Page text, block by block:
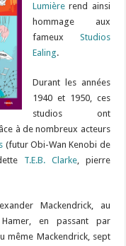
Lumière rend ainsi
hommage aux
fameux Studios
Ealing.
Durant les années
1940 et 1950, ces
studios ont
à de nombreux acteurs
(futur Obi-Wan Kenobi de
T.E.B. Clarke, pierre
Mackendrick, au
en passant par
même Mackendrick, sept